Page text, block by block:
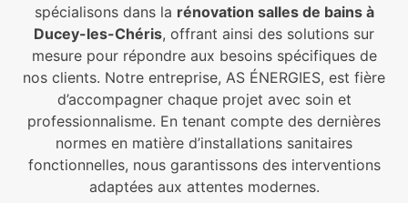
spécialisons dans la rénovation salles de bains à
Ducey-les-Chéris, offrant ainsi des solutions sur
mesure pour répondre aux besoins spécifiques de
nos clients. Notre entreprise, AS ÉNERGIES, est fière
d’accompagner chaque projet avec soin et
professionnalisme. En tenant compte des dernières
normes en matière d’installations sanitaires
fonctionnelles, nous garantissons des interventions
adaptées aux attentes modernes.